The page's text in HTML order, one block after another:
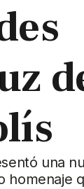
una
homenaje